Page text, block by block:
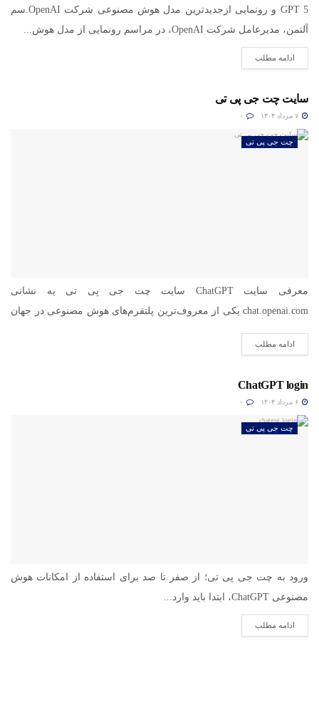
GPT 5 و رونمایی ازجدیدترین مدل هوش مصنوعی شرکت OpenAI.سم
آلتمن، مدیرعامل شرکت OpenAI، در مراسم رونمایی از مدل هوش...
ادامه مطلب
سایت چت جی پی تی
چت جی پی تی
معرفی سایت ChatGPT سایت چت جی پی تی به نشانی
chat.openai.com یکی از معروف‌ترین پلتفرم‌های هوش مصنوعی در جهان
ادامه مطلب
ChatGPT login
چت جی پی تی
ورود به چت جی پی تی؛ از صفر تا صد برای استفاده از امکانات هوش
مصنوعی ChatGPT، ابتدا باید وارد...
ادامه مطلب